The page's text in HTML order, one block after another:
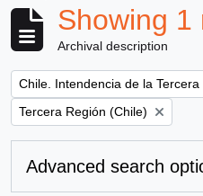
Showing 1
Archival description
Remove filter:
Chile. Intendencia de la Tercera
Remove filter:
Tercera Región (Chile)
Advanced search